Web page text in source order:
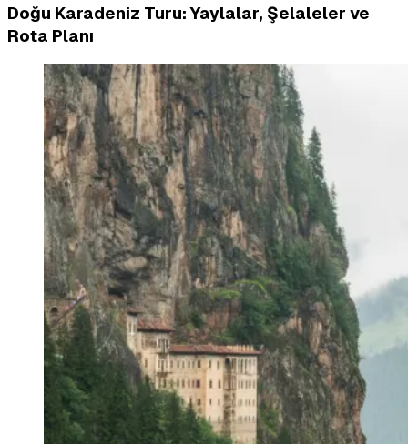
Doğu Karadeniz Turu: Yaylalar, Şelaleler ve
Rota Planı